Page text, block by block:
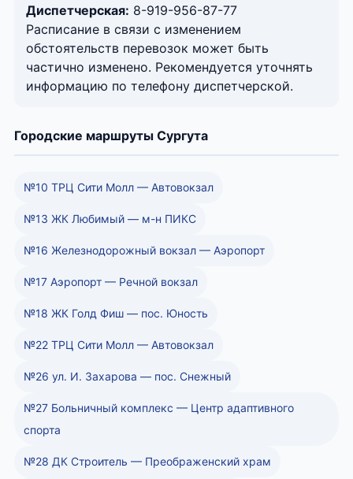
Диспетчерская: 8-919-956-87-77
Расписание в связи с изменением
обстоятельств перевозок может быть
частично изменено. Рекомендуется уточнять
информацию по телефону диспетчерской.
Городские маршруты Сургута
№10 ТРЦ Сити Молл — Автовокзал
№13 ЖК Любимый — м-н ПИКС
№16 Железнодорожный вокзал — Аэропорт
№17 Аэропорт — Речной вокзал
№18 ЖК Голд Фиш — пос. Юность
№22 ТРЦ Сити Молл — Автовокзал
№26 ул. И. Захарова — пос. Снежный
№27 Больничный комплекс — Центр адаптивного
спорта
№28 ДК Строитель — Преображенский храм